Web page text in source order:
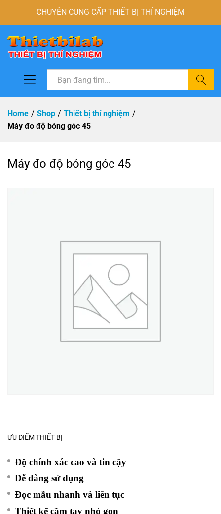
CHUYÊN CUNG CẤP THIẾT BỊ THÍ NGHIỆM
Tìm
Home / Shop / Thiết bị thí nghiệm /
Máy đo độ bóng góc 45
Máy đo độ bóng góc 45
ƯU ĐIỂM THIẾT BỊ
Độ chính xác cao và tin cậy
Dễ dàng sử dụng
Đọc mẫu nhanh và liên tục
Thiết kế cầm tay nhỏ gọn